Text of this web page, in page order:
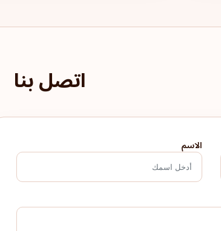
اتصل بنا
الاسم